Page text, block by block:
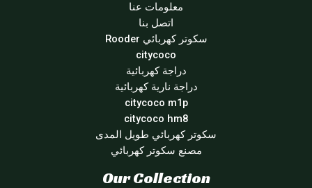
معلومات عنا
اتصل بنا
سكوتر كهربائي Rooder
citycoco
دراجة كهربائية
دراجة نارية كهربائية
citycoco m1p
citycoco hm8
سكوتر كهربائي طويل المدى
مصنع سكوتر كهربائي
Our Collection